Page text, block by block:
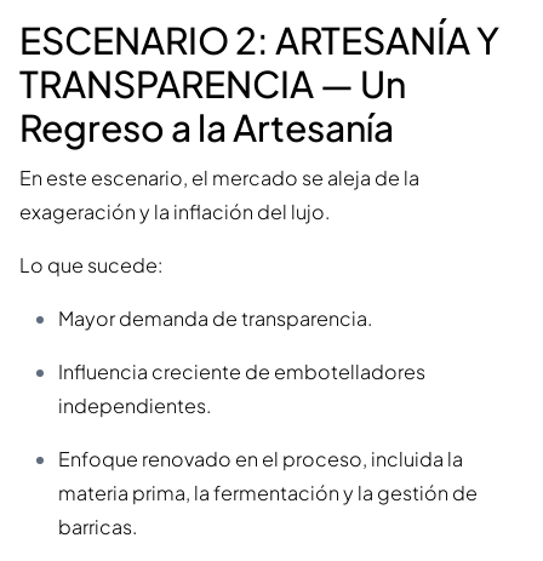
ESCENARIO 2: ARTESANÍA Y
TRANSPARENCIA — Un
Regreso a la Artesanía
En este escenario, el mercado se aleja de la
exageración y la inflación del lujo.
Lo que sucede:
Mayor demanda de transparencia.
Influencia creciente de embotelladores
independientes.
Enfoque renovado en el proceso, incluida la
materia prima, la fermentación y la gestión de
barricas.